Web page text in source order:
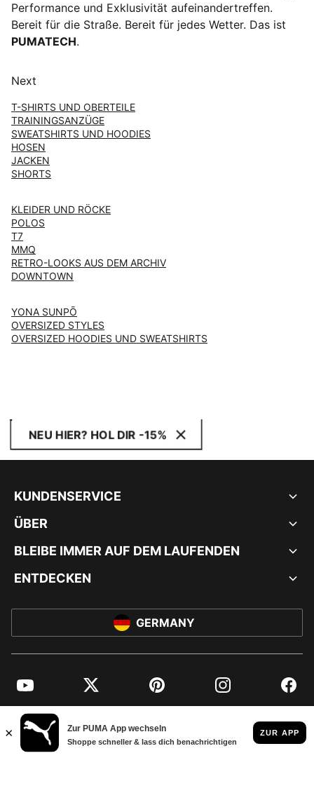
Performance und Exklusivität aufeinandertreffen.
Bereit für die Straße. Bereit für jedes Wetter. Das ist
PUMATECH.
Next
T-SHIRTS UND OBERTEILE
TRAININGSANZÜGE
SWEATSHIRTS UND HOODIES
HOSEN
JACKEN
SHORTS
KLEIDER UND RÖCKE
POLOS
T7
MMQ
RETRO-LOOKS AUS DEM ARCHIV
DOWNTOWN
YONA SUNPŌ
OVERSIZED STYLES
OVERSIZED HOODIES UND SWEATSHIRTS
NEU HIER? HOL DIR -15%
KUNDENSERVICE
ÜBER
BLEIBE IMMER AUF DEM LAUFENDEN
ENTDECKEN
GERMANY
YouTube Twitter Pinterest Instagram
© PUMA EUROPE GMBH, 2026. ALLE RECHTE VORBEHALTEN
IMPRESSUM UND RECHTLICHE HINWEISE